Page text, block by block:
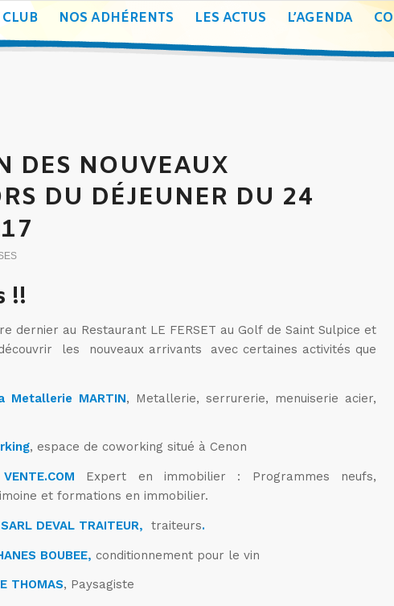
CLUB NOS ADHÉRENTS LES ACTUS L’AGENDA
DES NOUVEAUX
DU DÉJEUNER DU 24
!!
dernier au Restaurant LE FERSET au Golf de Saint Sulpice et
découvrir les nouveaux arrivants avec certaines activités que
Metallerie MARTIN, Metallerie, serrurerie, menuiserie acier,
, espace de coworking situé à Cenon
Expert en immobilier : Programmes neufs,
et formations en immobilier.
DEVAL TRAITEUR, traiteurs.
BOUBEE, conditionnement pour le vin
THOMAS, Paysagiste